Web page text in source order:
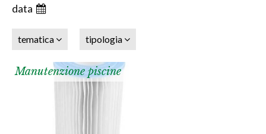
data
tematica tipologia
Manutenzione piscine